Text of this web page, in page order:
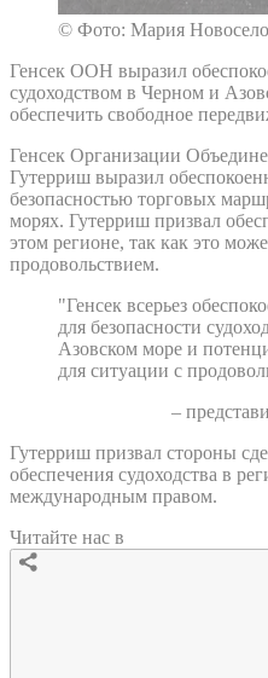
© Фото: Мария
Генсек ООН выразил
судоходством в Черном и
обеспечить свободное
Генсек Организации
Гутерриш выразил
безопасностью торговых
морях. Гутерриш призвал
этом регионе, так как это
продовольствием.
"Генсек всерьез
для безопасности
Азовском море и
для ситуации с
–
Гутерриш призвал стороны
обеспечения судоходства в
международным правом.
Читайте нас в